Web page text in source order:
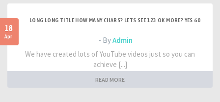
18
Apr
LONG LONG TITLE HOW MANY CHARS? LETS SEE 123 OK MORE? YES 60
- ByAdmin
We have created lots of YouTube videos just so you can
achieve [...]
READ MORE